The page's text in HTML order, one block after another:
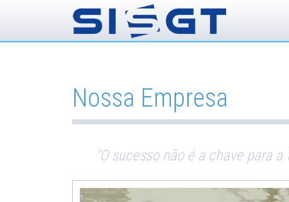
Nossa Empresa
"O sucesso não é a chave para